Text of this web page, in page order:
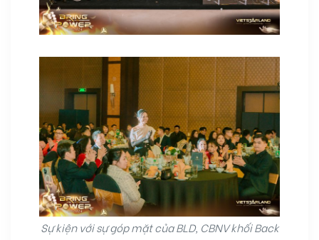
Sự kiện với sự góp mặt của BLD, CBNV khối Back